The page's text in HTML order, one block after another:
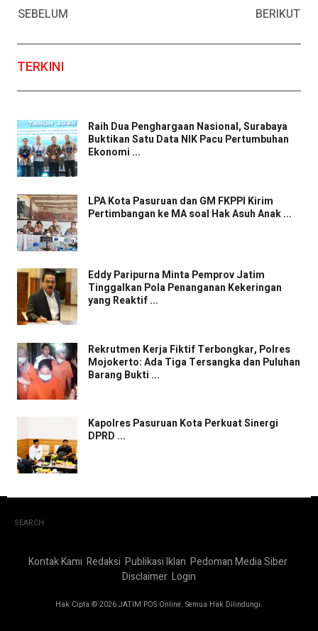
SEBELUM
BERIKUT
TERKINI
Raih Dua Penghargaan Nasional, Surabaya
Buktikan Satu Data NIK Pacu Pertumbuhan
Ekonomi ...
LPA Kota Pasuruan dan GM FKPPI Kirim
Pertimbangan ke MA soal Hak Asuh Anak ...
Eddy Paripurna Minta Pemprov Jatim
Tinggalkan Pola Penanganan Kekeringan
yang Reaktif ...
Rekrutmen Kerja Fiktif Terbongkar, Polres
Mojokerto: Ada Tiga Tersangka dan Puluhan
Barang Bukti ...
Kapolres Pasuruan Kota Perkuat Sinergi
DPRD ...
SEARCH
Kontak Kami Redaksi Publikasi Iklan Pedoman Media Siber
Disclaimer Login
Hak Cipta © 2026 JATIM POS Online. Semua Hak Dilindungi.